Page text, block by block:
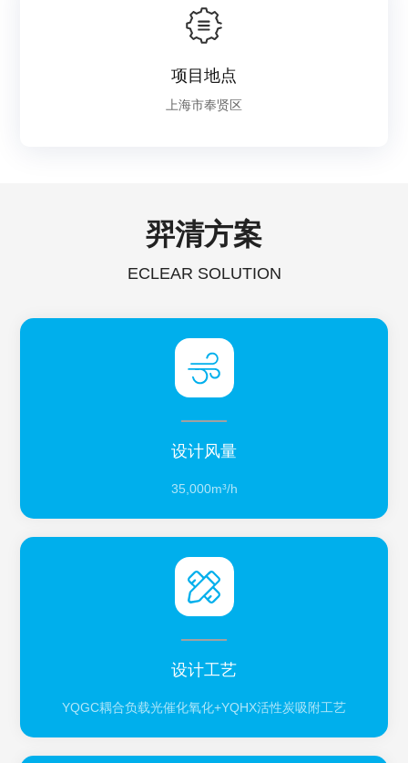
项目地点
上海市奉贤区
羿清方案
ECLEAR SOLUTION
设计风量
35,000m³/h
设计工艺
YQGC耦合负载光催化氧化+YQHX活性炭吸附工艺